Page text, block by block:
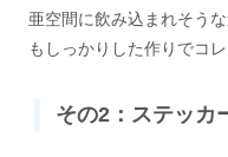
亜空間に飲み込まれそう
もしっかりした作りでコ
その2：ステッカ